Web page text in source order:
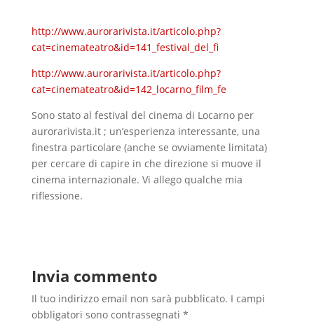
http://www.aurorarivista.it/articolo.php?
cat=cinemateatro&id=141_festival_del_fi
http://www.aurorarivista.it/articolo.php?
cat=cinemateatro&id=142_locarno_film_fe
Sono stato al festival del cinema di Locarno per
aurorarivista.it ; un’esperienza interessante, una
finestra particolare (anche se ovviamente limitata)
per cercare di capire in che direzione si muove il
cinema internazionale. Vi allego qualche mia
riflessione.
Invia commento
Il tuo indirizzo email non sarà pubblicato. I campi
obbligatori sono contrassegnati *